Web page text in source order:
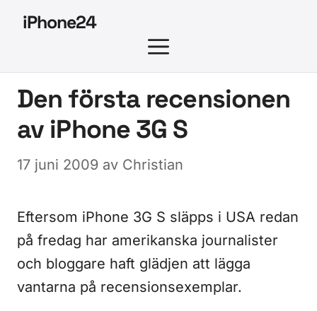
iPhone24
MENY
Den första recensionen
av iPhone 3G S
17 juni 2009 av Christian
Eftersom iPhone 3G S släpps i USA redan
på fredag har amerikanska journalister
och bloggare haft glädjen att lägga
vantarna på recensionsexemplar.